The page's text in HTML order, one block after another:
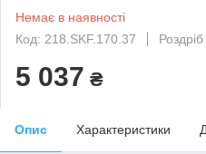
Немає в наявності
Код: 218.SKF.170.37
Роздріб
5 037 ₴
Опис Характеристики